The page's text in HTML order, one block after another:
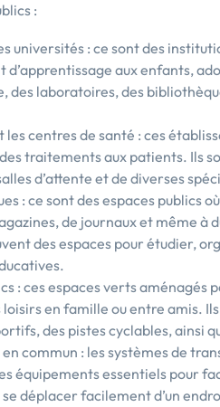
:
universités : ce sont des
d’apprentissage aux enfants,
des laboratoires, des
les centres de santé : ces
traitements aux patients. Ils
d’attente et de diverses
: ce sont des espaces publics
de journaux et même
des espaces pour étudier,
: ces espaces verts
en famille ou entre amis.
des pistes cyclables, ainsi
commun : les systèmes de
équipements essentiels pour
déplacer facilement d’un